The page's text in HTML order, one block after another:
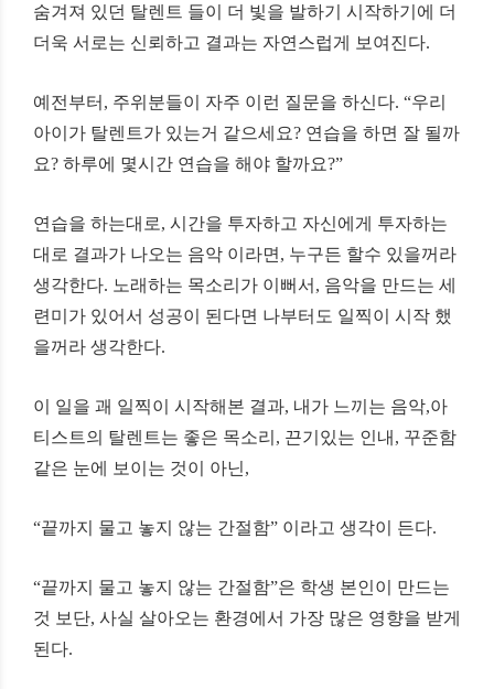
숨겨져 있던 탈렌트 들이 더 빛을 발하기 시작하기에 더
더욱 서로는 신뢰하고 결과는 자연스럽게 보여진다.
예전부터 , 주위분들이 자주 이런 질문을 하신다. “우리
아이가 탈렌트가 있는거 같으세요? 연습을 하면 잘 될까
요? 하루에 몇시간 연습을 해야 할까요?”
연습을 하는대로, 시간을 투자하고 자신에게 투자하는
대로 결과가 나오는 음악 이라면 , 누구든 할수 있을꺼라
생각한다. 노래하는 목소리가 이뻐서 , 음악을 만드는 세
련미가 있어서 성공이 된다면 나부터도 일찍이 시작 했
을꺼라 생각한다.
이 일을 괘 일찍이 시작해본 결과, 내가 느끼는 음악,아
티스트의 탈렌트는 좋은 목소리 , 끈기있는 인내 , 꾸준함
같은 눈에 보이는 것이 아닌,
“끝까지 물고 놓지 않는 간절함” 이라고 생각이 든다.
“끝까지 물고 놓지 않는 간절함”은 학생 본인이
만드는
것 보단, 사실 살아오는 환경에서 가장 많은 영향을 받게
된다.